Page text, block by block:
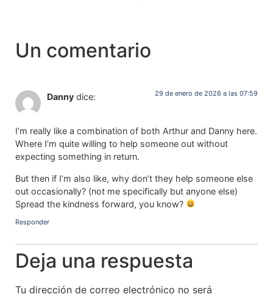
Un comentario
Danny dice: 29 de enero de 2026 a las 07:59
I’m really like a combination of both Arthur and Danny here.
Where I’m quite willing to help someone out without
expecting something in return.
But then if I’m also like, why don’t they help someone else
out occasionally? (not me specifically but anyone else)
Spread the kindness forward, you know?
Responder
Deja una respuesta
Tu dirección de correo electrónico no será